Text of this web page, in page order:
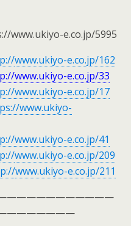
www.ukiyo-e.co.jp/5995
www.ukiyo-e.co.jp/162
www.ukiyo-e.co.jp/33
www.ukiyo-e.co.jp/17
www.ukiyo-
www.ukiyo-e.co.jp/41
www.ukiyo-e.co.jp/209
www.ukiyo-e.co.jp/211